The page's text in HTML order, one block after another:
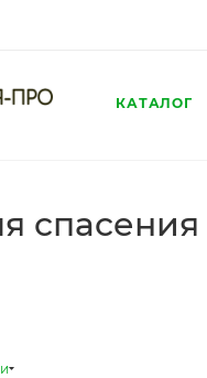
КАТАЛОГ